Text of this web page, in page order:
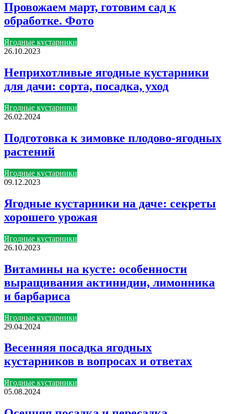
Провожаем март, готовим сад к
обработке. Фото
Ягодные кустарники
26.10.2023
Неприхотливые ягодные кустарники
для дачи: сорта, посадка, уход
Ягодные кустарники
26.02.2024
Подготовка к зимовке плодово-ягодных
растений
Ягодные кустарники
09.12.2023
Ягодные кустарники на даче: секреты
хорошего урожая
Ягодные кустарники
26.10.2023
Витамины на кусте: особенности
выращивания актинидии, лимонника
и барбариса
Ягодные кустарники
29.04.2024
Весенняя посадка ягодных
кустарников в вопросах и ответах
Ягодные кустарники
05.08.2024